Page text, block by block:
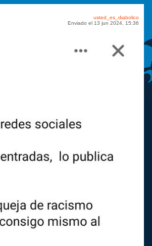
usted_es_diabolico
Enviado el 13 jun 2024, 15:36